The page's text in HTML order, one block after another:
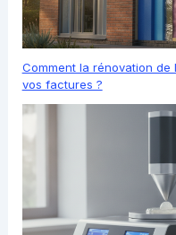
Comment la rénovation de
vos factures ?